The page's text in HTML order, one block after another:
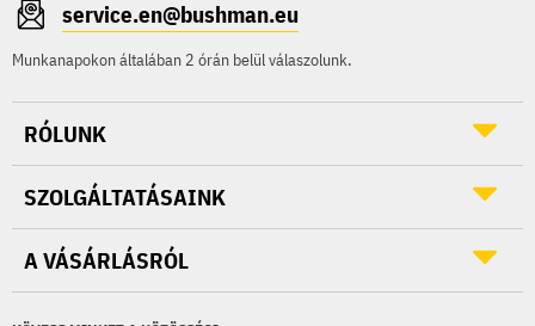
service.en@bushman.eu
Munkanapokon általában 2 órán belül válaszolunk.
RÓLUNK
SZOLGÁLTATÁSAINK
A VÁSÁRLÁSRÓL